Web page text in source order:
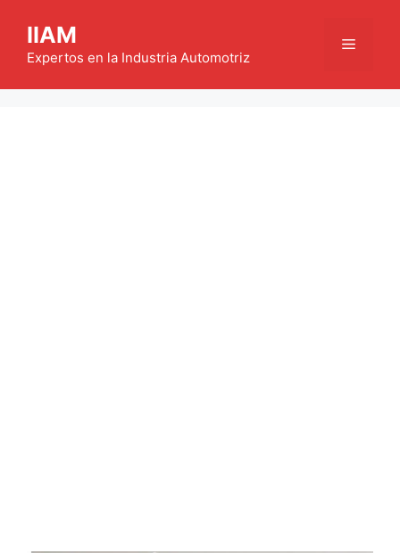
contenido
IIAM
Expertos en la Industria Automotriz
Menú